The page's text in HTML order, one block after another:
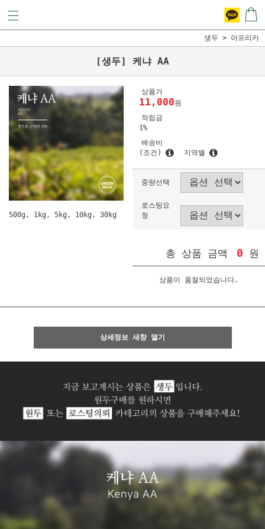
생두 아프리카
[생두] 케냐 AA
500g, 1kg, 5kg, 10kg, 30kg
상품가
11,000원
적립금
1%
배송비
(조건)
지역별
중량선택
로스팅요
청
총 상품 금액 0 원
상품이 품절되었습니다.
상세정보 새창 열기